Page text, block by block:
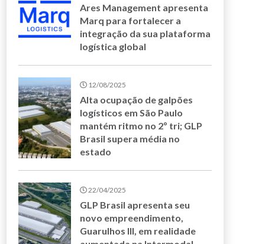
Ares Management apresenta
Marq para fortalecer a
integração da sua plataforma
logística global
12/08/2025
Alta ocupação de galpões
logísticos em São Paulo
mantém ritmo no 2º tri; GLP
Brasil supera média no
estado
22/04/2025
GLP Brasil apresenta seu
novo empreendimento,
Guarulhos III, em realidade